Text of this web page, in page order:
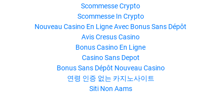
Scommesse Crypto
Scommesse In Crypto
Nouveau Casino En Ligne Avec Bonus Sans Dépôt
Avis Cresus Casino
Bonus Casino En Ligne
Casino Sans Depot
Bonus Sans Dépôt Nouveau Casino
연령 인증 없는 카지노사이트
Siti Non Aams